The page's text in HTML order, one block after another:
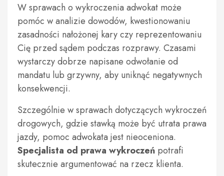
W sprawach o wykroczenia adwokat może
pomóc w analizie dowodów, kwestionowaniu
zasadności nałożonej kary czy reprezentowaniu
Cię przed sądem podczas rozprawy. Czasami
wystarczy dobrze napisane odwołanie od
mandatu lub grzywny, aby uniknąć negatywnych
konsekwencji.
Szczególnie w sprawach dotyczących wykroczeń
drogowych, gdzie stawką może być utrata prawa
jazdy, pomoc adwokata jest nieoceniona.
Specjalista od prawa wykroczeń potrafi
skutecznie argumentować na rzecz klienta.